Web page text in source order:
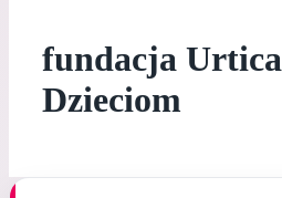
fundacja Urtica
Dzieciom